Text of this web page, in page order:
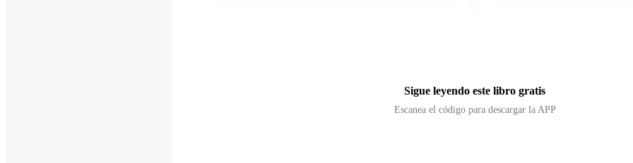
Sigue leyendo este libro gratis
Escanea el código para descargar la APP